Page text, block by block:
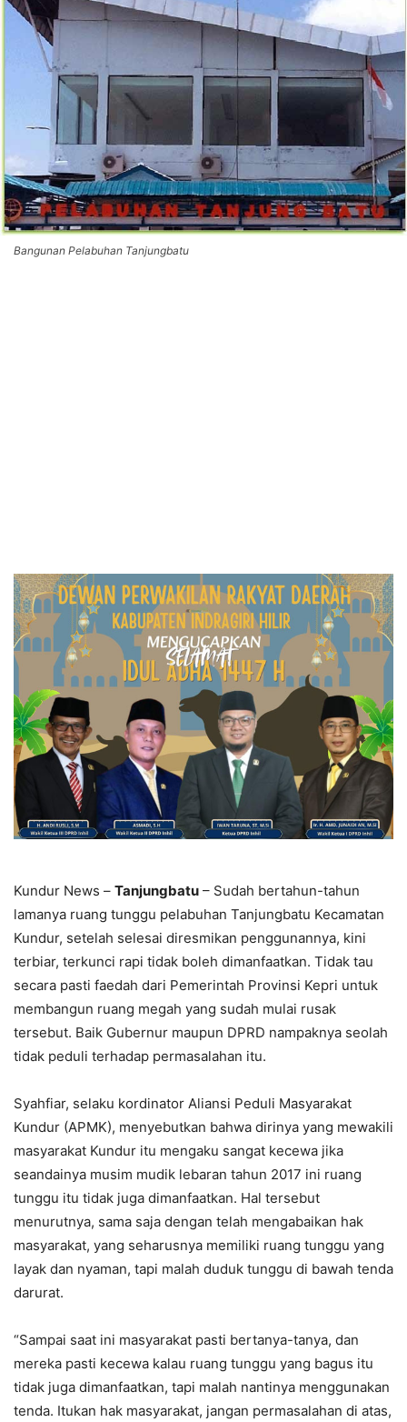
Bangunan Pelabuhan Tanjungbatu
Kundur News – Tanjungbatu – Sudah bertahun-tahun
lamanya ruang tunggu pelabuhan Tanjungbatu Kecamatan
Kundur, setelah selesai diresmikan penggunannya, kini
terbiar, terkunci rapi tidak boleh dimanfaatkan. Tidak tau
secara pasti faedah dari Pemerintah Provinsi Kepri untuk
membangun ruang megah yang sudah mulai rusak
tersebut. Baik Gubernur maupun DPRD nampaknya seolah
tidak peduli terhadap permasalahan itu.
Syahfiar, selaku kordinator Aliansi Peduli Masyarakat
Kundur (APMK), menyebutkan bahwa dirinya yang mewakili
masyarakat Kundur itu mengaku sangat kecewa jika
seandainya musim mudik lebaran tahun 2017 ini ruang
tunggu itu tidak juga dimanfaatkan. Hal tersebut
menurutnya, sama saja dengan telah mengabaikan hak
masyarakat, yang seharusnya memiliki ruang tunggu yang
layak dan nyaman, tapi malah duduk tunggu di bawah tenda
darurat.
“Sampai saat ini masyarakat pasti bertanya-tanya, dan
mereka pasti kecewa kalau ruang tunggu yang bagus itu
tidak juga dimanfaatkan, tapi malah nantinya menggunakan
tenda. Itukan hak masyarakat, jangan permasalahan di atas,